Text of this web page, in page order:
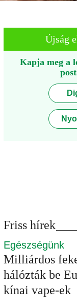
Újság
Kapja meg a
Friss hírek
Egészségünk
Milliárdos
hálózták be
kínai vape-ek